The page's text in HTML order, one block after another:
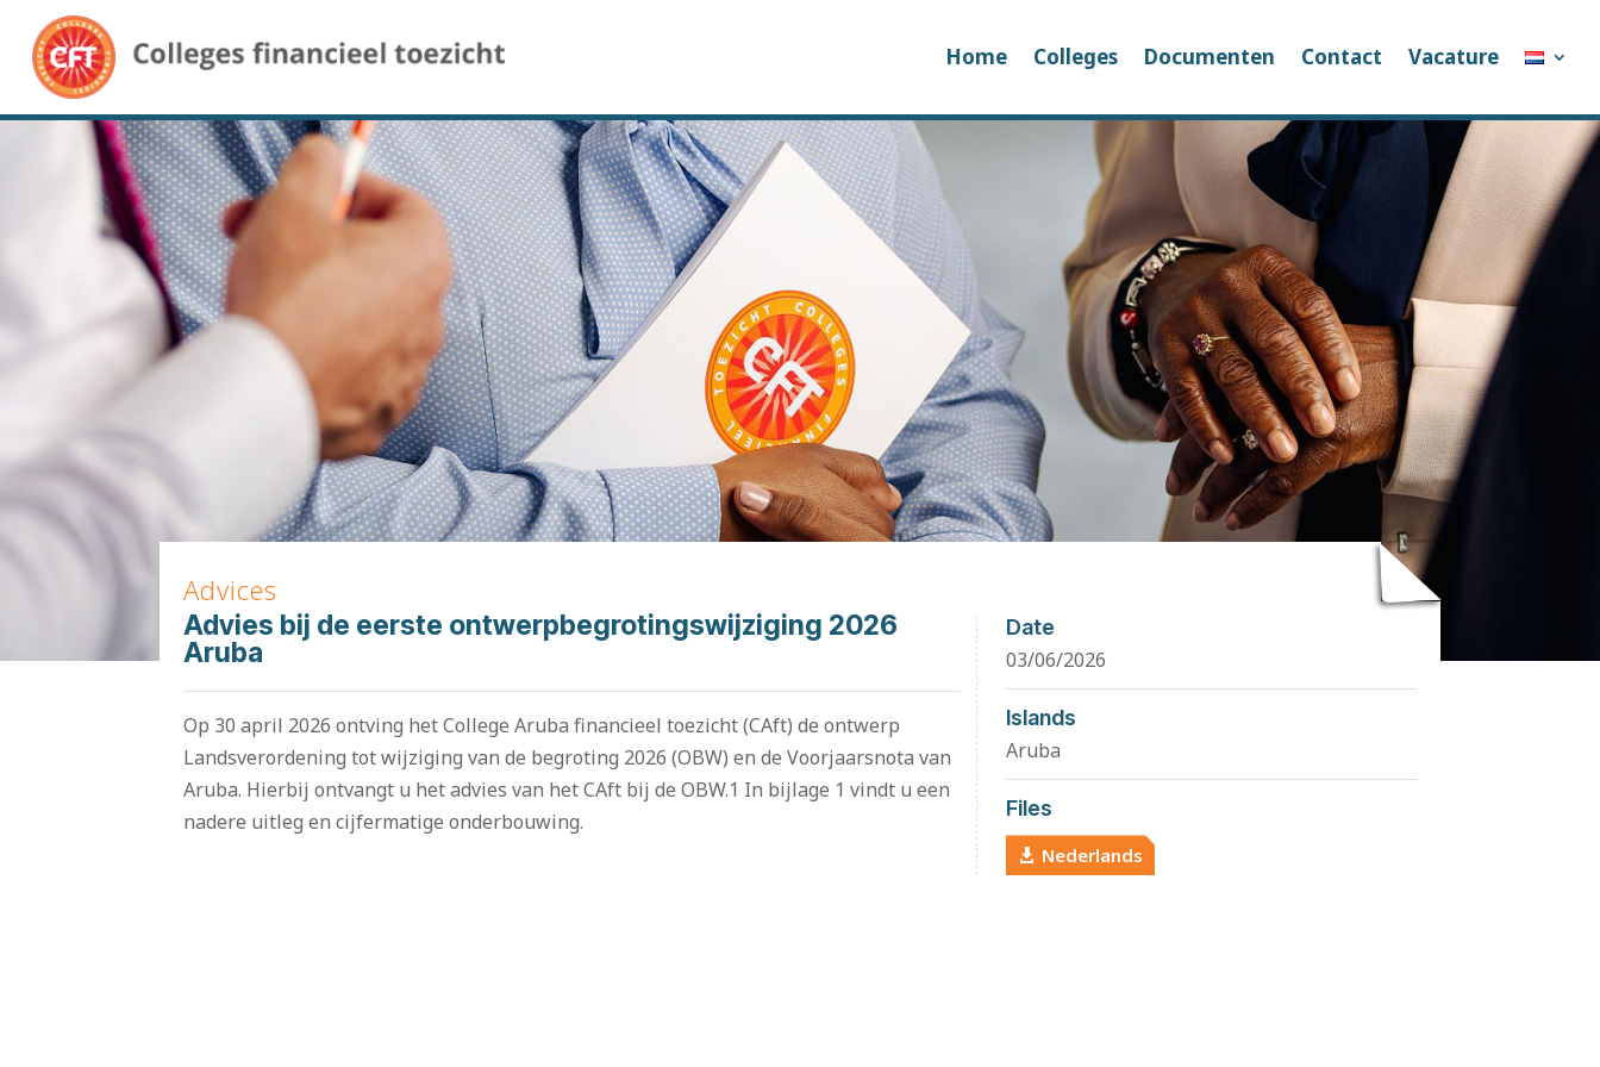
Home Colleges Documenten Contact Vacature
Advices
Advies bij de eerste ontwerpbegrotingswijziging 2026
Aruba
Op 30 april 2026 ontving het College Aruba financieel toezicht (CAft) de ontwerp
Landsverordening tot wijziging van de begroting 2026 (OBW) en de Voorjaarsnota van
Aruba. Hierbij ontvangt u het advies van het CAft bij de OBW.1 In bijlage 1 vindt u een
nadere uitleg en cijfermatige onderbouwing.
Date
03/06/2026
Islands
Aruba
Files
Nederlands